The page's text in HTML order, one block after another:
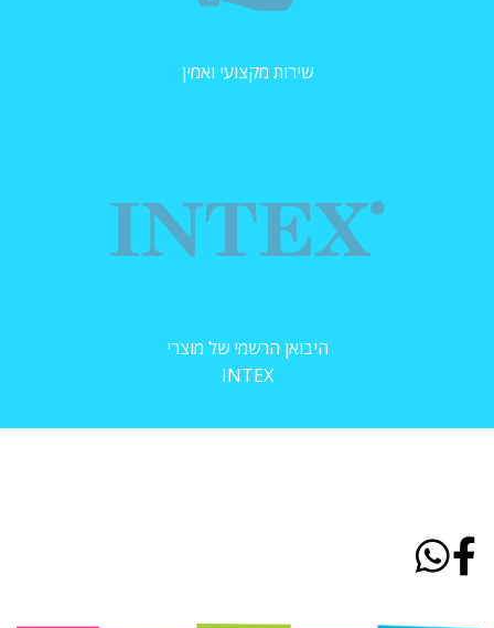
שירות מקצועי ואמין
היבואן הרשמי של מוצרי
INTEX